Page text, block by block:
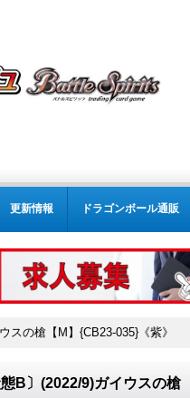
更新情報 ドラゴンボール通販
スの槍【M】{CB23-035}《紫》
B〕(2022/9)ガイウスの槍